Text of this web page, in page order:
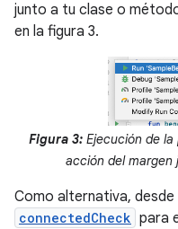
junto a tu clase o
en la figura 3.
Figura 3:Ejecución de la
acción del margen
Como alternativa,
connectedCheck para